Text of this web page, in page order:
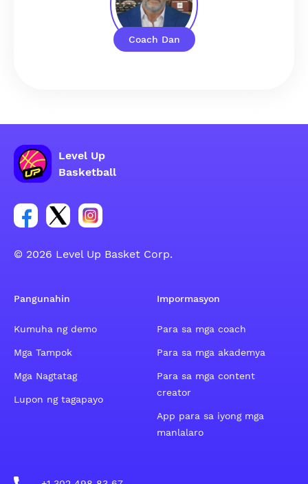
Coach Dan
Level Up
Basketball
Link para sa social group ng Facebook account
Link para sa social group ng tweeter account
Link para sa social group ng Instagram
© 2026 Level Up Basket Corp.
Pangunahin
Kumuha ng demo
Mga Tampok
Mga Nagtatag
Lupon ng tagapayo
Impormasyon
Para sa mga coach
Para sa mga akademya
Para sa mga content
creator
App para sa iyong mga
manlalaro